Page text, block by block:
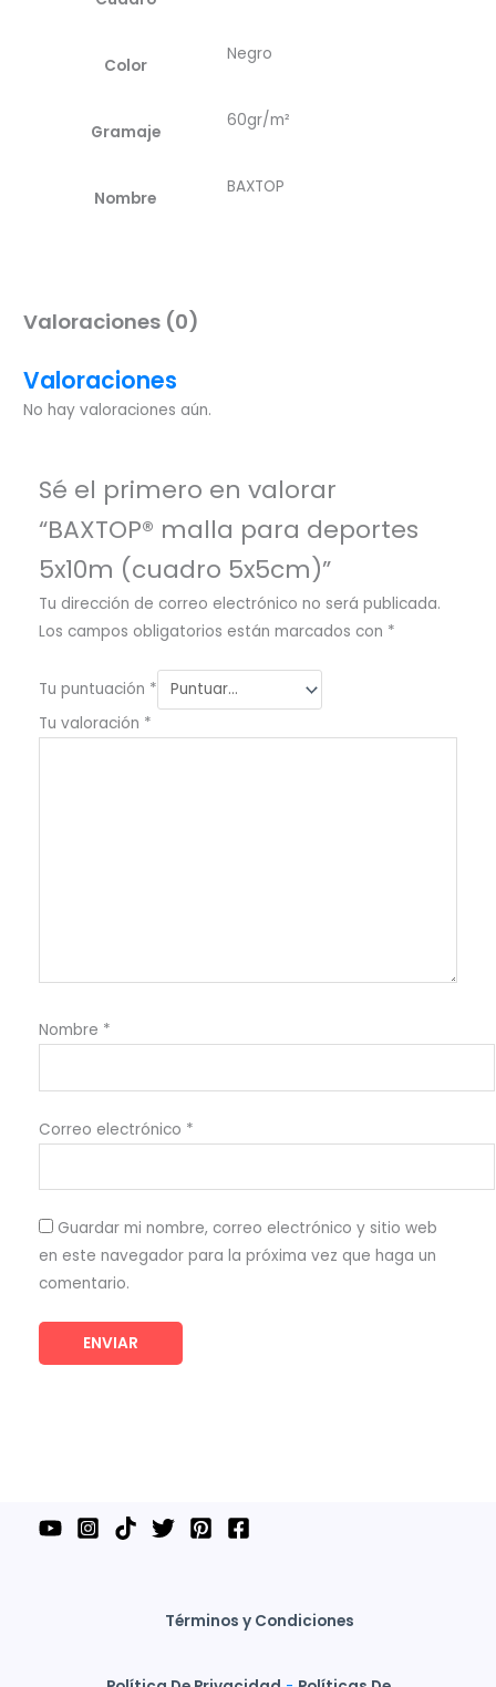
Color
Negro
Gramaje
60gr/m²
Nombre
BAXTOP
Valoraciones (0)
Valoraciones
No hay valoraciones aún.
Sé el primero en valorar
“BAXTOP® malla para deportes
5x10m (cuadro 5x5cm)”
Tu dirección de correo electrónico no será publicada.
Los campos obligatorios están marcados con *
Tu puntuación *
Tu valoración *
Nombre *
Correo electrónico *
Guardar mi nombre, correo electrónico y sitio web
en este navegador para la próxima vez que haga un
comentario.
Términos y Condiciones